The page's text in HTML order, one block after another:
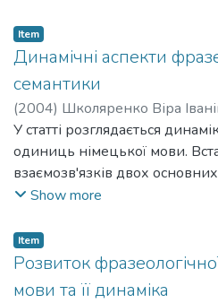
екстра-та
її стабільності.
основу значення, в розвитку
Item
Динамічні аспекти
семантики
(2004) Школяренко Віра
Ivanivna
У статті розглядається
одиниць німецької мови.
взаємозв'язків двох
тенденції до зміни
чинників та тенденції до її
підкреслено важливість
актуальності образу.
Show more
Item
Розвиток
мови та її динаміка